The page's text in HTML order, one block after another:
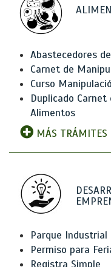
Abastecedores
Carnet de
Curso
Duplicado
Alimentos
MÁS TRÁMITES
Parque Industrial
Permiso para
Registra Simple